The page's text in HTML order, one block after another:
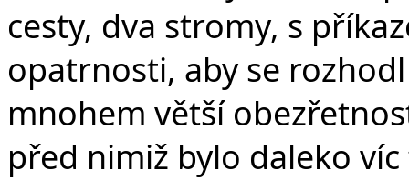
cesty, dva stromy, s
opatrnosti, aby se
mnohem větší
před nimiž bylo daleko